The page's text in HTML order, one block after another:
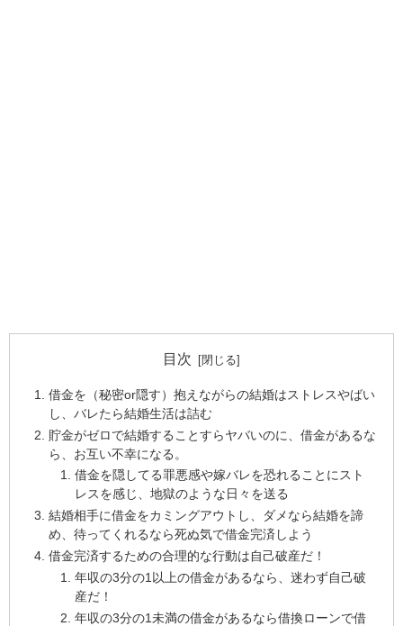
目次
借金を（秘密or隠す）抱えながらの結婚はストレスやばい
し、バレたら結婚生活は詰む
貯金がゼロで結婚することすらヤバいのに、借金があるな
ら、お互い不幸になる。
借金を隠してる罪悪感や嫁バレを恐れることにスト
レスを感じ、地獄のような日々を送る
結婚相手に借金をカミングアウトし、ダメなら結婚を諦
め、待ってくれるなら死ぬ気で借金完済しよう
借金完済するための合理的な行動は自己破産だ！
年収の3分の1以上の借金があるなら、迷わず自己破
産だ！
年収の3分の1未満の借金があるなら借換ローンで借